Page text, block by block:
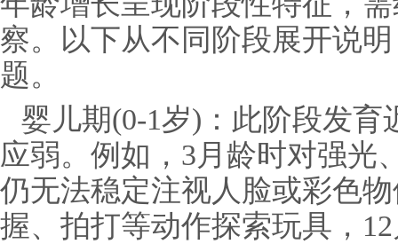
察。以下从不同阶段展开说
题。
婴儿期(0-1岁)：此阶段发
应弱。例如，3月龄时对强光
仍无法稳定注视人脸或彩色
握、拍打等动作探索玩具，